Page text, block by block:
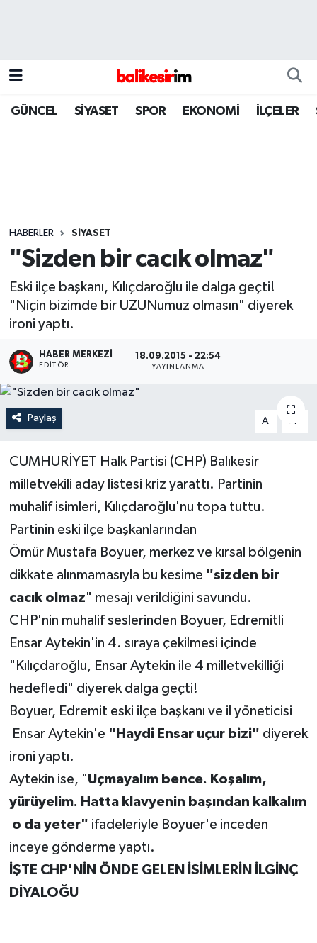
GÜNCEL SİYASET SPOR EKONOMİ İLÇELER
HABERLER SİYASET
"Sizden bir cacık olmaz"
Eski ilçe başkanı, Kılıçdaroğlu ile dalga geçti!
"Niçin bizimde bir UZUNumuz olmasın" diyerek
ironi yaptı.
HABER MERKEZI
EDITÖR
18.09.2015 - 22:54
YAYINLANMA
Paylaş A- A
CUMHURİYET Halk Partisi (CHP) Balıkesir
milletvekili aday listesi kriz yarattı. Partinin
muhalif isimleri, Kılıçdaroğlu'nu topa tuttu.
Partinin eski ilçe başkanlarından
Ömür Mustafa Boyuer, merkez ve kırsal bölgenin
dikkate alınmamasıyla bu kesime "sizden bir
cacık olmaz" mesajı verildiğini savundu.
CHP'nin muhalif seslerinden Boyuer, Edremitli
Ensar Aytekin'in 4. sıraya çekilmesi içinde
"Kılıçdaroğlu, Ensar Aytekin ile 4 milletvekilliği
hedefledi" diyerek dalga geçti!
Boyuer, Edremit eski ilçe başkanı ve il yöneticisi
Ensar Aytekin'e "Haydi Ensar uçur bizi" diyerek
ironi yaptı.
Aytekin ise, "Uçmayalım bence. Koşalım,
yürüyelim. Hatta klavyenin başından kalkalım
o da yeter" ifadeleriyle Boyuer'e inceden
inceye gönderme yaptı.
İŞTE CHP'NİN ÖNDE GELEN İSİMLERİN İLGİNÇ
DİYALOĞU